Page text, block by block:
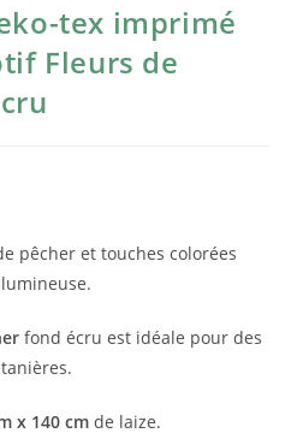
tex imprimé
Fleurs de
pêcher et touches colorées
fond écru est idéale pour des
x 140 cm de laize.